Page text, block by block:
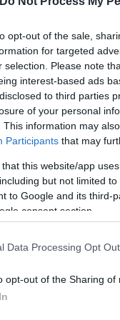
opt-out of the sale,
for targeted
selection. Please note
interest-based ads
to third parties
of your personal
This information may
Participants that may
that this website/app
but not limited
to Google and its third-
consent section.
Data Processing Opt
opt-out of the Sharing of
στον
με τους
από
προτού